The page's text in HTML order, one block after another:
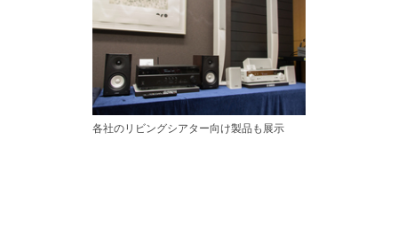
各社のリビングシアター向け製品も展示